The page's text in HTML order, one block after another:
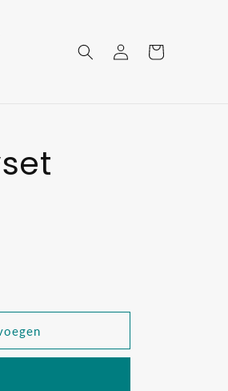
Inloggen
Winkelwagen